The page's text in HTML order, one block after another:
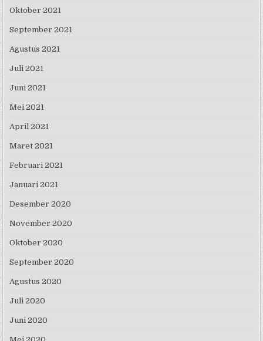
Oktober 2021
September 2021
Agustus 2021
Juli 2021
Juni 2021
Mei 2021
April 2021
Maret 2021
Februari 2021
Januari 2021
Desember 2020
November 2020
Oktober 2020
September 2020
Agustus 2020
Juli 2020
Juni 2020